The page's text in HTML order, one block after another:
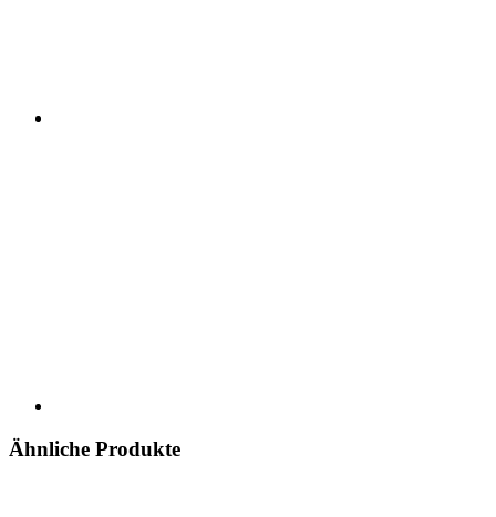
Ähnliche Produkte